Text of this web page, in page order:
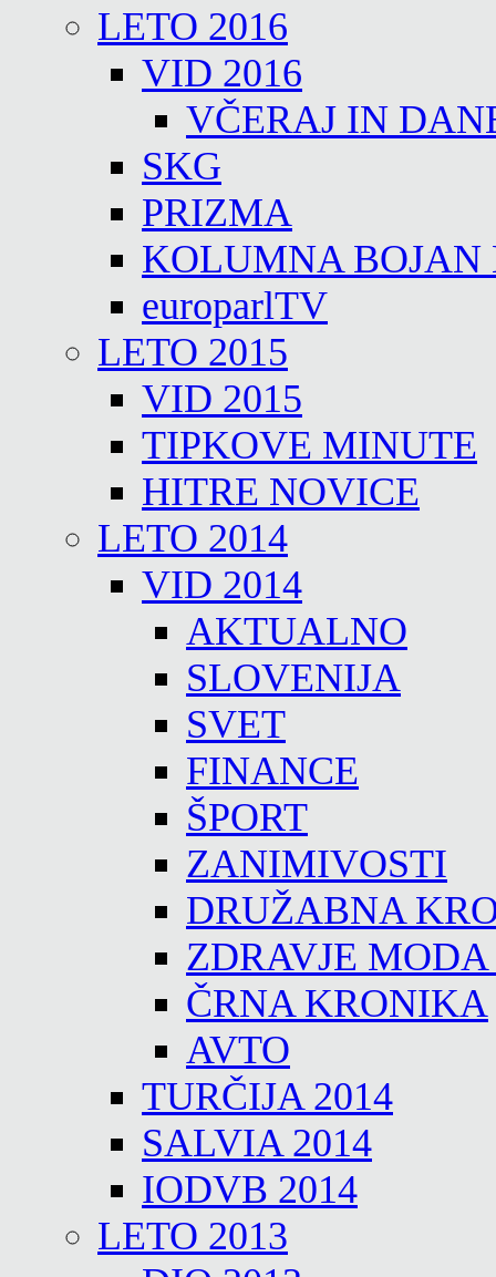
LETO 2016
VID 2016
VČERAJ IN
SKG
PRIZMA
KOLUMNA BOJAN
europarlTV
LETO 2015
VID 2015
TIPKOVE MINUTE
HITRE NOVICE
LETO 2014
VID 2014
AKTUALNO
SLOVENIJA
SVET
FINANCE
ŠPORT
ZANIMIVOSTI
DRUŽABNA
ZDRAVJE
ČRNA KRONIKA
AVTO
TURČIJA 2014
SALVIA 2014
IODVB 2014
LETO 2013